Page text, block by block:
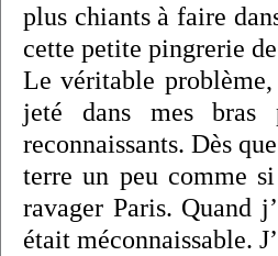
plus chiants à faire
cette petite pingrerie
Le véritable problème,
jeté dans mes bras
reconnaissants. Dès
terre un peu comme
ravager Paris. Quand
était méconnaissable.